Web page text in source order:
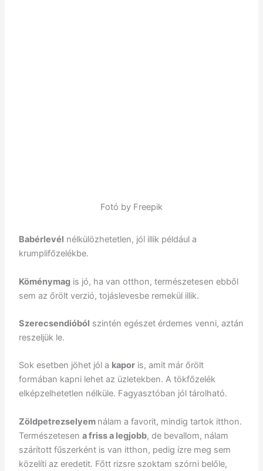
Fotó by Freepik
Babérlevél nélkülözhetetlen, jól illik például a
krumplifőzelékbe.
Köménymag is jó, ha van otthon, természetesen ebből
sem az őrölt verzió, tojáslevesbe remekül illik.
Szerecsendióból szintén egészet érdemes venni, aztán
reszeljük le.
Sok esetben jöhet jól a kapor is, amit már őrölt
formában kapni lehet az üzletekben. A tökfőzelék
elképzelhetetlen nélküle. Fagyasztóban jól tárolható.
Zöldpetrezselyem nálam a favorit, mindig tartok itthon.
Természetesena friss a legjobb, de bevallom, nálam
szárított fűszerként is van itthon, pedig ízre meg sem
közelíti az eredetit. Főtt rizsre szoktam szórni belőle,